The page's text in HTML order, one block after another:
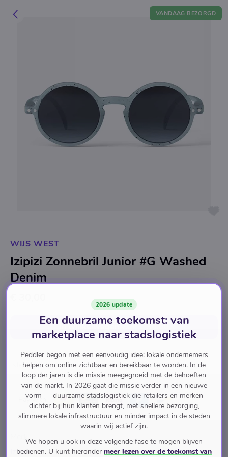
VANDAAG BEZORGD
WIJS WEST
Izipizi Zonnebril Junior #G Washed
Denim
In winkelwagenvoor € 30,00
Kleding & Accessoires Accessoires Zonnebrillen
Pay with
Merk
Izipizi
2026 update
Een duurzame toekomst: van
marketplace naar stadslogistiek
Peddler begon met een eenvoudig idee: lokale ondernemers
helpen om online zichtbaar en bereikbaar te worden. In de
loop der jaren is die missie meegegroeid met de behoeften
van de markt. In 2026 gaat die missie verder in een nieuwe
vorm — duurzame stadslogistiek die retailers en merken
dichter bij hun klanten brengt, met snellere bezorging,
slimmere lokale infrastructuur en minder impact in de steden
waarin wij actief zijn.
We hopen u ook in deze volgende fase te mogen blijven
bedienen. U kunt hieronder meer lezen over de toekomst van